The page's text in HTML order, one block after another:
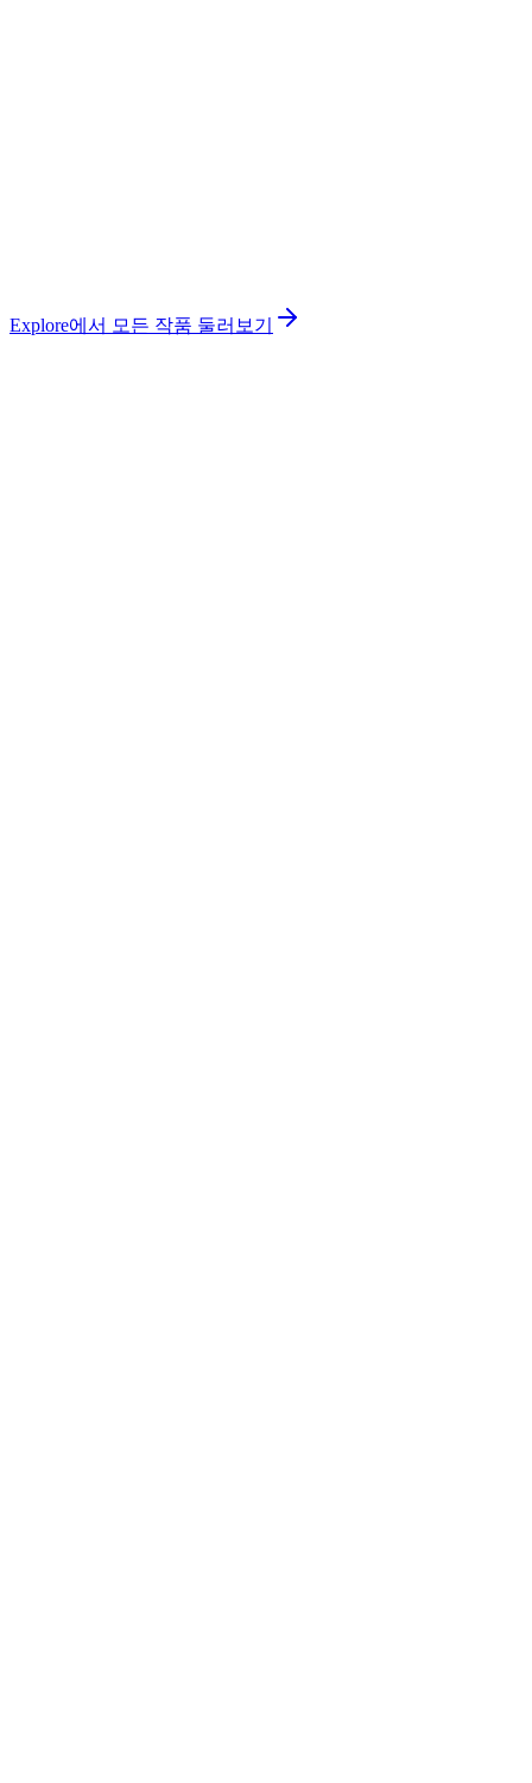
Explore에서 모든 작품 둘러보기